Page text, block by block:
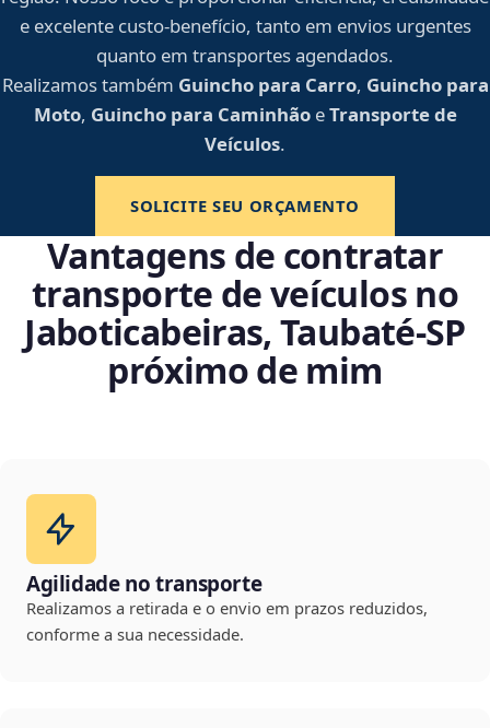
e excelente custo-benefício, tanto em envios urgentes
quanto em transportes agendados.
Realizamos também Guincho para Carro, Guincho para
Moto, Guincho para CaminhãoeTransporte de
Veículos.
SOLICITE SEU ORÇAMENTO
Vantagens de contratar
transporte de veículos no
Jaboticabeiras, Taubaté‑SP
próximo de mim
Agilidade no transporte
Realizamos a retirada e o envio em prazos reduzidos,
conforme a sua necessidade.